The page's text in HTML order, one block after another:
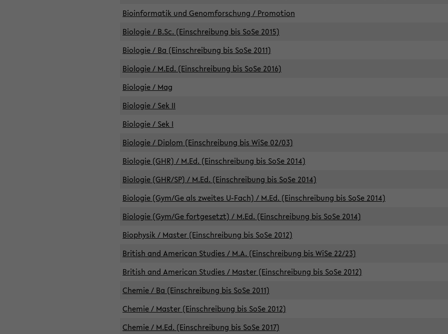
Bioinformatik und Genomforschung / Promotion
Biologie / B.Sc. (Einschreibung bis SoSe 2015)
Biologie / Ba (Einschreibung bis SoSe 2011)
Biologie / M.Ed. (Einschreibung bis SoSe 2016)
Biologie / Mag
Biologie / Sek II
Biologie / Sek I
Biologie / Diplom (Einschreibung bis WiSe 02/03)
Biologie (GHR) / M.Ed. (Einschreibung bis SoSe 2014)
Biologie (GHR/SP) / M.Ed. (Einschreibung bis SoSe 2014)
Biologie (Gym/Ge als zweites U-Fach) / M.Ed. (Einschreibung bis SoSe 2014)
Biologie (Gym/Ge fortgesetzt) / M.Ed. (Einschreibung bis SoSe 2014)
Biophysik / Master (Einschreibung bis SoSe 2012)
British and American Studies / M.A. (Einschreibung bis WiSe 22/23)
British and American Studies / Master (Einschreibung bis SoSe 2012)
Chemie / Ba (Einschreibung bis SoSe 2011)
Chemie / Master (Einschreibung bis SoSe 2012)
Chemie / M.Ed. (Einschreibung bis SoSe 2017)